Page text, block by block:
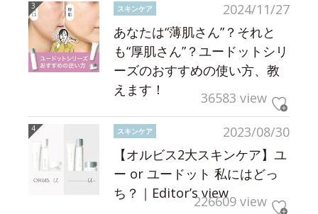
2024/11/27
スキンケア
あなたは“薄肌さん”？それと
も“厚肌さん”？ユードットシリ
ーズのおすすめの使い方、教
えます！
36583 view
2023/08/30
スキンケア
【オルビス2大スキンケア】ユ
ー or ユードット 私にはどっ
ち？｜Editor’s view226609 view